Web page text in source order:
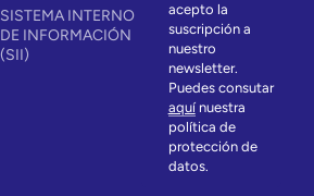
SISTEMA INTERNO
DE INFORMACIÓN
(SII)
acepto la
suscripción a
nuestro
newsletter.
Puedes consutar
aquínuestra
política de
protección de
datos.